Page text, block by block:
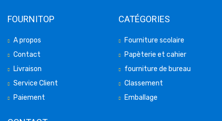
FOURNITOP
A propos
Contact
Livraison
Service Client
Paiement
CATÉGORIES
Fourniture scolaire
Papèterie et cahier
fourniture de bureau
Classement
Emballage